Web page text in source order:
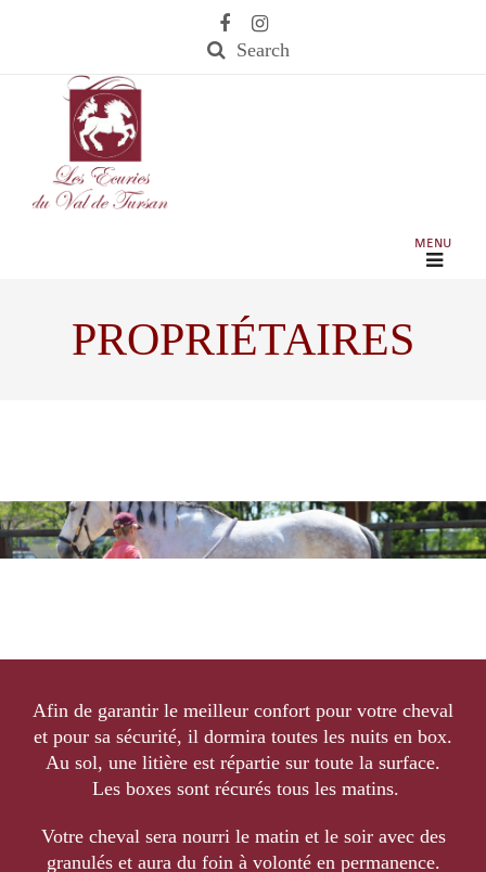
Search
PROPRIÉTAIRES
Afin de garantir le meilleur confort pour votre cheval
et pour sa sécurité, il dormira toutes les nuits en box.
Au sol, une litière est répartie sur toute la surface.
Les boxes sont récurés tous les matins.
Votre cheval sera nourri le matin et le soir avec des
granulés et aura du foin à volonté en permanence.